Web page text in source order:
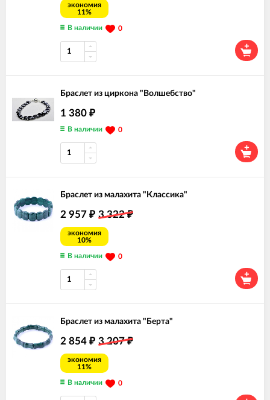
экономия
11%
В наличии 0
Браслет из циркона "Волшебство"
1 380 ₽
В наличии 0
Браслет из малахита "Классика"
2 957 ₽ 3 322₽
экономия
10%
В наличии 0
Браслет из малахита "Берта"
2 854 ₽ 3 207₽
экономия
11%
В наличии 0